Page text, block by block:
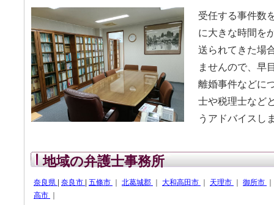
受任する事件数
に大きな時間を
送られてきた場
ませんので、早
離婚事件などに
士や税理士など
うアドバイス
地域の弁護士事務所
奈良県 奈良市 五條市 北葛城郡 大和高田市 天理市 御所市
高市